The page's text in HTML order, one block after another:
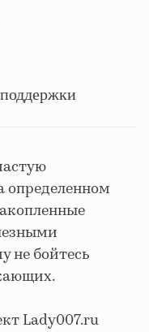
определенном
не бойтесь
Lady007.ru